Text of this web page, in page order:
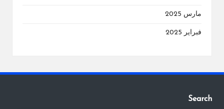
مارس 2025
فبراير 2025
Search